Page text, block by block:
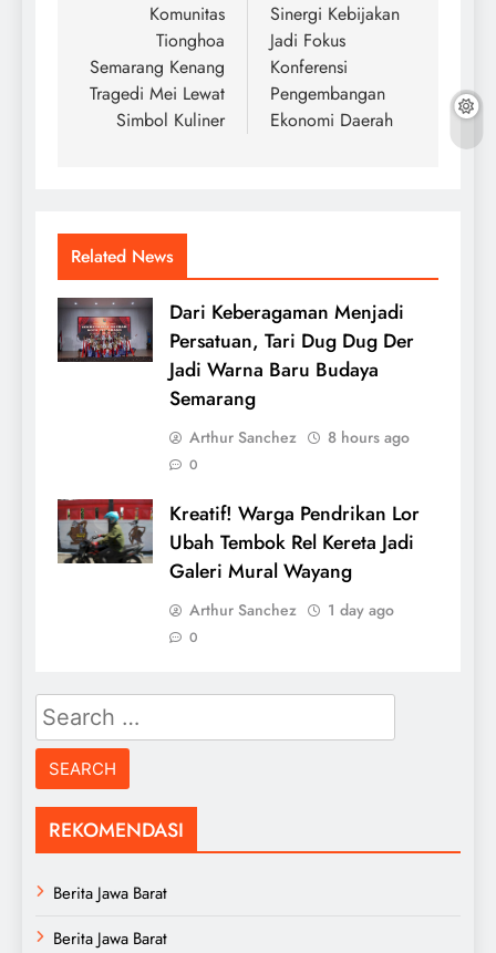
navigation
Komunitas
Tionghoa
Semarang Kenang
Tragedi Mei Lewat
Simbol Kuliner
Sinergi Kebijakan
Jadi Fokus
Konferensi
Pengembangan
Ekonomi Daerah
Related News
Dari Keberagaman Menjadi
Persatuan, Tari Dug Dug Der
Jadi Warna Baru Budaya
Semarang
Arthur Sanchez 8 hours ago
0
Kreatif! Warga Pendrikan Lor
Ubah Tembok Rel Kereta Jadi
Galeri Mural Wayang
Arthur Sanchez 1 day ago
0
Search
for:
REKOMENDASI
Berita Jawa Barat
Berita Jawa Barat